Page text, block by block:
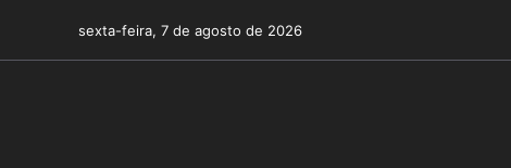
o
sexta-feira, 7 de agosto de 2026